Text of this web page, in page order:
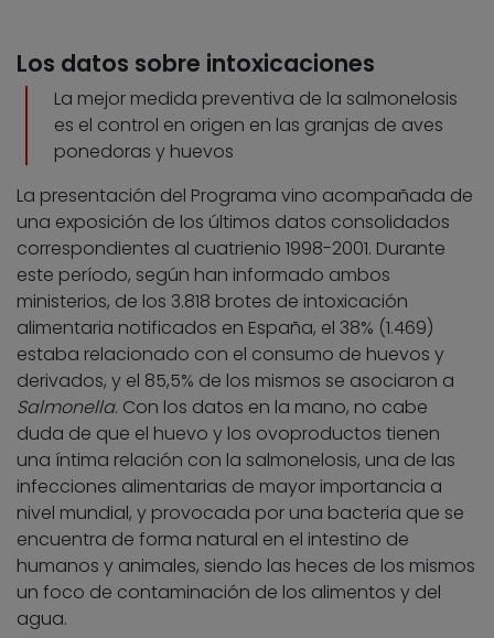
Los datos sobre intoxicaciones
La mejor medida preventiva de la salmonelosis
es el control en origen en las granjas de aves
ponedoras y huevos
La presentación del Programa vino acompañada de
una exposición de los últimos datos consolidados
correspondientes al cuatrienio 1998-2001. Durante
este período, según han informado ambos
ministerios, de los 3.818 brotes de intoxicación
alimentaria notificados en España, el 38% (1.469)
estaba relacionado con el consumo de huevos y
derivados, y el 85,5% de los mismos se asociaron a
Salmonella. Con los datos en la mano, no cabe
duda de que el huevo y los ovoproductos tienen
una íntima relación con la salmonelosis, una de las
infecciones alimentarias de mayor importancia a
nivel mundial, y provocada por una bacteria que se
encuentra de forma natural en el intestino de
humanos y animales, siendo las heces de los mismos
un foco de contaminación de los alimentos y del
agua.